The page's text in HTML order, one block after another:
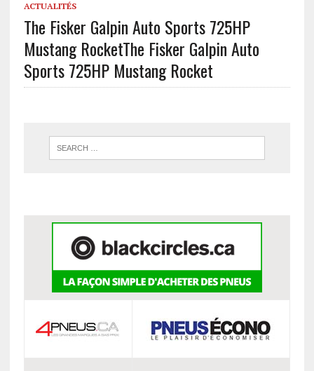
ACTUALITÉS
The Fisker Galpin Auto Sports 725HP
Mustang RocketThe Fisker Galpin Auto
Sports 725HP Mustang Rocket